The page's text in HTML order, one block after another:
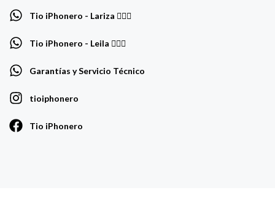
Tio iPhonero - Lariza 🙋🏻‍♀️
Tio iPhonero - Leila 🙅🏻‍♀️
Garantías y Servicio Técnico
tioiphonero
Tio iPhonero